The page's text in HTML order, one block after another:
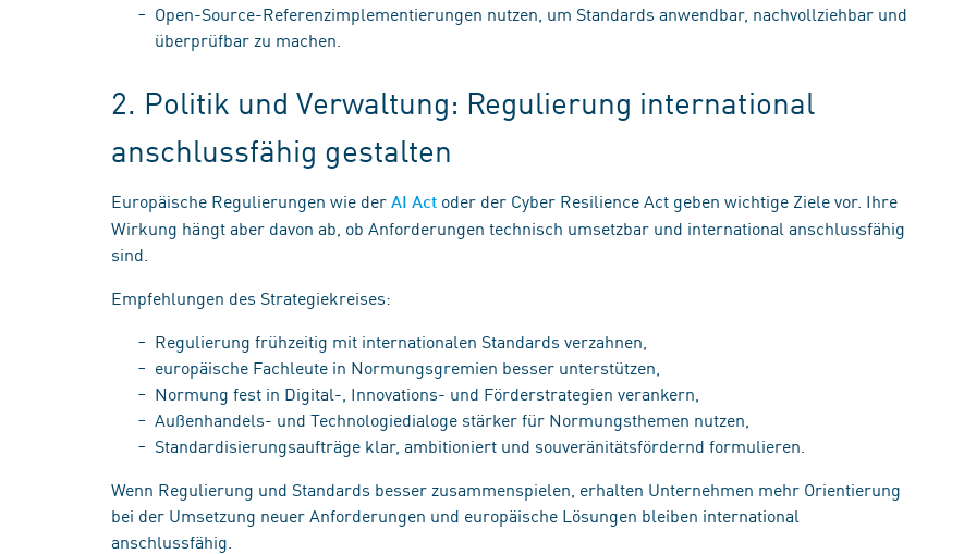
Open-Source-Referenzimplementierungen nutzen, um Standards anwendbar, nachvollziehbar und
überprüfbar zu machen.
2. Politik und Verwaltung: Regulierung international
anschlussfähig gestalten
Europäische Regulierungen wie der AI Act oder der Cyber Resilience Act geben wichtige Ziele vor. Ihre
Wirkung hängt aber davon ab, ob Anforderungen technisch umsetzbar und international anschlussfähig
sind.
Empfehlungen des Strategiekreises:
Regulierung frühzeitig mit internationalen Standards verzahnen,
europäische Fachleute in Normungsgremien besser unterstützen,
Normung fest in Digital-, Innovations- und Förderstrategien verankern,
Außenhandels- und Technologiedialoge stärker für Normungsthemen nutzen,
Standardisierungsaufträge klar, ambitioniert und souveränitätsfördernd formulieren.
Wenn Regulierung und Standards besser zusammenspielen, erhalten Unternehmen mehr Orientierung
bei der Umsetzung neuer Anforderungen und europäische Lösungen bleiben international
anschlussfähig.